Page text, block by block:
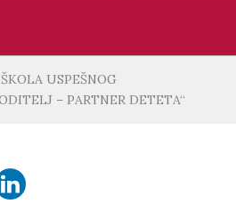
ŠKOLA USPEŠNOG
– PARTNER DETETA“